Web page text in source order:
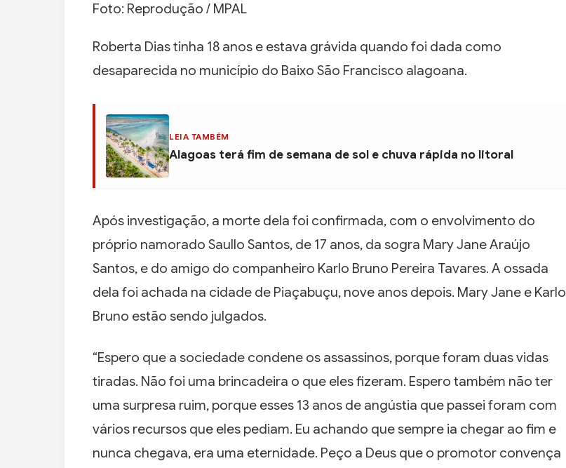
Foto: Reprodução / MPAL
Roberta Dias tinha 18 anos e estava grávida quando foi dada como
desaparecida no município do Baixo São Francisco alagoana.
LEIA TAMBÉM
Alagoas terá fim de semana de sol e chuva rápida no litoral
Após investigação, a morte dela foi confirmada, com o envolvimento do
próprio namorado Saullo Santos, de 17 anos, da sogra Mary Jane Araújo
Santos, e do amigo do companheiro Karlo Bruno Pereira Tavares. A ossada
dela foi achada na cidade de Piaçabuçu, nove anos depois. Mary Jane e Karlo
Bruno estão sendo julgados.
“Espero que a sociedade condene os assassinos, porque foram duas vidas
tiradas. Não foi uma brincadeira o que eles fizeram. Espero também não ter
uma surpresa ruim, porque esses 13 anos de angústia que passei foram com
vários recursos que eles pediam. Eu achando que sempre ia chegar ao fim e
nunca chegava, era uma eternidade. Peço a Deus que o promotor convença